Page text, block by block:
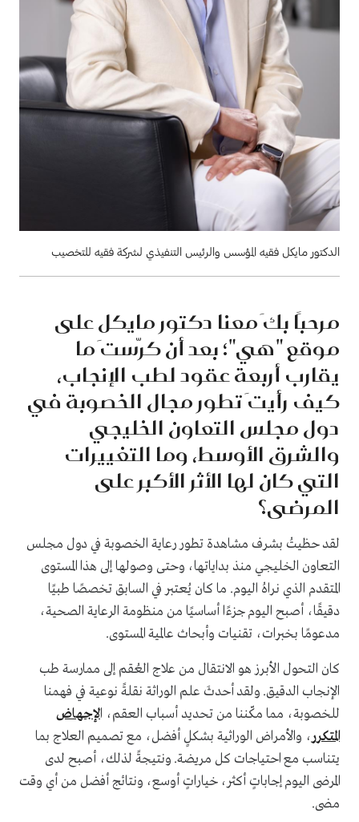
الدكتور مايكل فقيه المؤسس والرئيس التنفيذي لشركة فقيه للتخصيب
مرحبًا بكَ معنا دكتور مايكل على
موقع "هي"؛ بعد أن كرّستَ ما
يقارب أربعة عقود لطب الإنجاب،
كيف رأيتَ تطور مجال الخصوبة في
دول مجلس التعاون الخليجي
والشرق الأوسط، وما التغييرات
التي كان لها الأثر الأكبر على
المرضى؟
لقد حظيتُ بشرف مشاهدة تطور رعاية الخصوبة في دول مجلس
التعاون الخليجي منذ بداياتها، وحتى وصولها إلى هذا المستوى
المتقدم الذي نراهُ اليوم. ما كان يُعتبر في السابق تخصصًا طبيًا
دقيقًا، أصبح اليوم جزءًا أساسيًا من منظومة الرعاية الصحية،
مدعومًا بخبرات، تقنيات وأبحاث عالمية المستوى.
كان التحول الأبرز هو الانتقال من علاج العُقم إلى ممارسة طب
الإنجاب الدقيق. ولقد أحدثَ علم الوراثة نقلةً نوعية في فهمنا
للخصوبة، مما مكّننا من تحديد أسباب العقم، الإجهاض
المتكرر، والأمراض الوراثية بشكلٍ أفضل، مع تصميم العلاج بما
يتناسب مع احتياجات كل مريضة. ونتيجةً لذلك، أصبح لدى
المرضى اليوم إجاباتٍ أكثر، خياراتٍ أوسع، ونتائج أفضل من أي وقت
مضى.